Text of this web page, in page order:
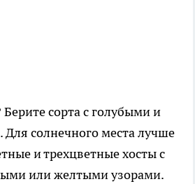
сорта с голубыми и
солнечного места лучше
и трехцветные хосты с
или желтыми узорами.